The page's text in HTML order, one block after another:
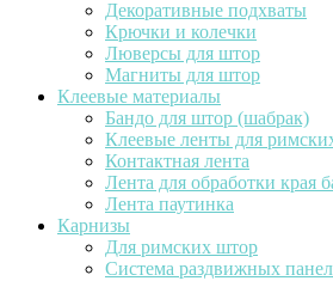
Декоративные подхваты
Крючки и колечки
Люверсы для штор
Магниты для штор
Клеевые материалы
Бандо для штор (шабрак)
Клеевые ленты для
Контактная лента
Лента для обработки края
Лента паутинка
Карнизы
Для римских штор
Система раздвижных